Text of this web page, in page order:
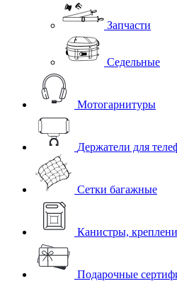
Запчасти
Седельные
Мотогарнитуры
Держатели для
Сетки багажные
Канистры,
Подарочные